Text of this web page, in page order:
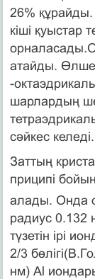
26%
кіші қуыстар
атайды.
-
шарлардың
сәйкес келеді.
Заттың
приципі
алады. Онда
радиус 0.132
түзетін ірі
2/3
нм) Al